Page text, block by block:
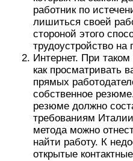
работник по
лишиться своей
стороной этого
трудоустройство на
Интернет. При
как просматривать
прямых
собственное
резюме должно
требованиям
метода можно
найти работу. К
открытые